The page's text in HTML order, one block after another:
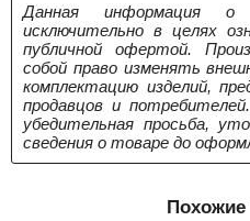
Данная информация о
исключительно в целях
публичной офертой.
собой право изменять
комплектацию изделий,
продавцов и
убедительная просьба,
сведения о товаре до